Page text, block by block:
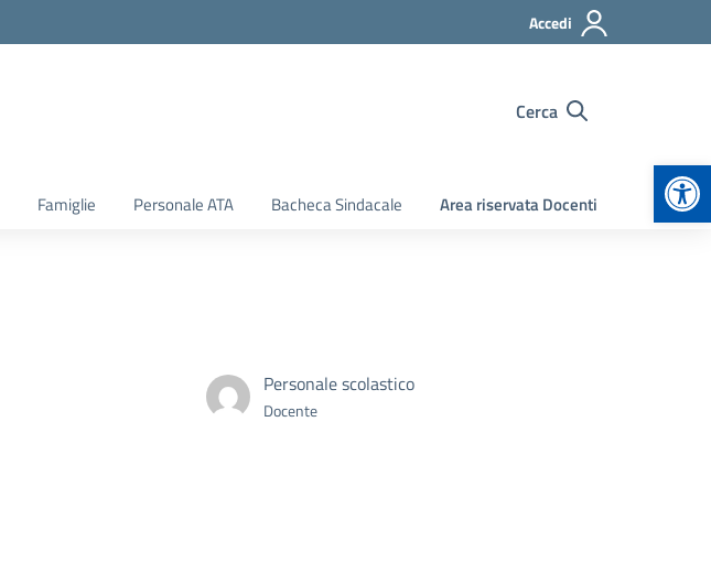
Accedi
Cerca
Famiglie Personale ATA Bacheca Sindacale Area riservata Docenti
Personale scolastico
Docente